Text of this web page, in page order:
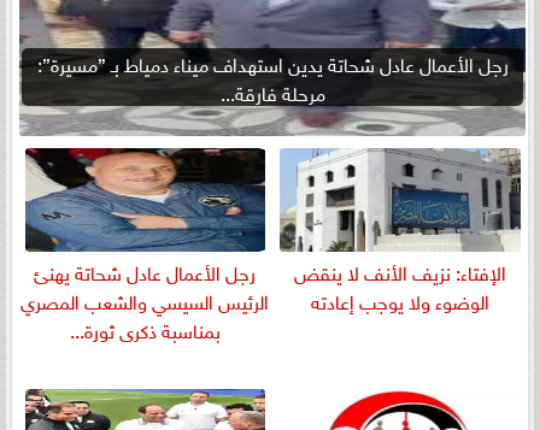
رجل الأعمال عادل شحاتة يدين استهداف ميناء دمياط بـ ”مسيرة”:
مرحلة فارقة...
الإفتاء: نزيف الأنف لا ينقض
الوضوء ولا يوجب إعادته
رجل الأعمال عادل شحاتة يهنئ
الرئيس السيسي والشعب المصري
بمناسبة ذكرى ثورة...